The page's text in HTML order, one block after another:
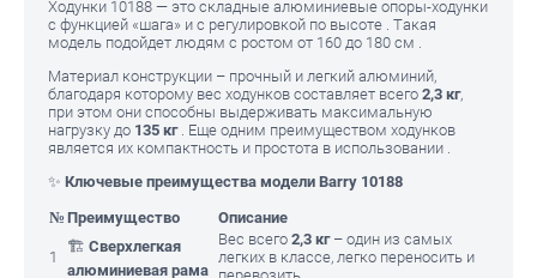
Ходунки 10188 — это складные алюминиевые опоры-ходунки
с функцией «шага» и с регулировкой по высоте . Такая
модель подойдет людям с ростом от 160 до 180 см .
Материал конструкции – прочный и легкий алюминий,
благодаря которому вес ходунков составляет всего 2,3 кг,
при этом они способны выдерживать максимальную
нагрузку до 135 кг. Еще одним преимуществом ходунков
является их компактность и простота в использовании .
✨ Ключевые преимущества модели Barry 10188
№ Преимущество Описание
1
🏗️ Сверхлегкая
алюминиевая рама
Вес всего 2,3 кг– один из самых
легких в классе, легко переносить и